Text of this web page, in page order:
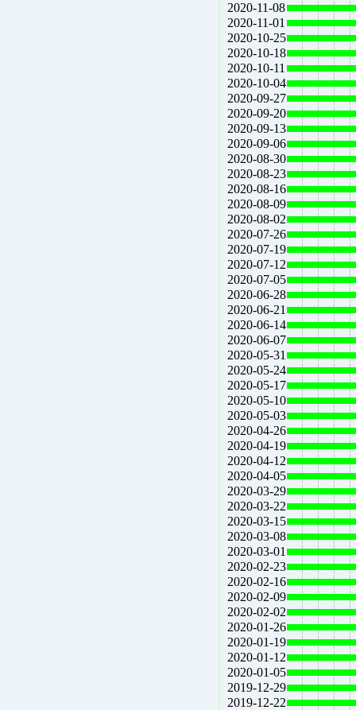
2020-11-08
2020-11-01
2020-10-25
2020-10-18
2020-10-11
2020-10-04
2020-09-27
2020-09-20
2020-09-13
2020-09-06
2020-08-30
2020-08-23
2020-08-16
2020-08-09
2020-08-02
2020-07-26
2020-07-19
2020-07-12
2020-07-05
2020-06-28
2020-06-21
2020-06-14
2020-06-07
2020-05-31
2020-05-24
2020-05-17
2020-05-10
2020-05-03
2020-04-26
2020-04-19
2020-04-12
2020-04-05
2020-03-29
2020-03-22
2020-03-15
2020-03-08
2020-03-01
2020-02-23
2020-02-16
2020-02-09
2020-02-02
2020-01-26
2020-01-19
2020-01-12
2020-01-05
2019-12-29
2019-12-22